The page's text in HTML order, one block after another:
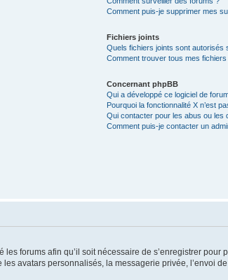
Comment puis-je supprimer mes
Fichiers joints
Quels fichiers joints sont autorisés
Comment trouver tous mes fichiers
Concernant phpBB
Qui a développé ce logiciel de
Pourquoi la fonctionnalité X n’est
Qui contacter pour les abus ou les
Comment puis-je contacter un
forums afin qu’il soit nécessaire de s’enregistrer
avatars personnalisés, la messagerie privée, l’envoi